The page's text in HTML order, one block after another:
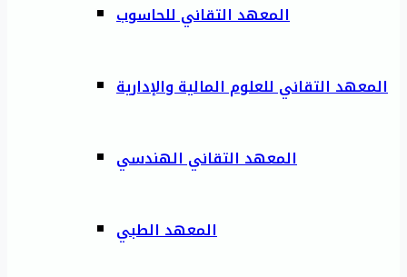
المعهد التقاني للحاسوب
المعهد التقاني للعلوم المالية والإدارية
المعهد التقاني الهندسي
المعهد الطبي